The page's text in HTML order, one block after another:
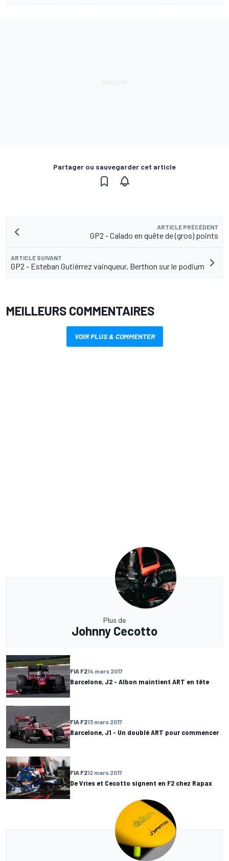
Partager ou sauvegarder cet article
ARTICLE PRÉCÉDENT
GP2 - Calado en quête de (gros) points
ARTICLE SUIVANT
GP2 - Esteban Gutiérrez vainqueur, Berthon sur le podium
MEILLEURS COMMENTAIRES
VOIR PLUS & COMMENTER
Plus de
Johnny Cecotto
FIA F214 mars 2017
Barcelone, J2 - Albon maintient ART en tête
FIA F213 mars 2017
Barcelone, J1 - Un doublé ART pour commencer
FIA F212 mars 2017
De Vries et Cecotto signent en F2 chez Rapax